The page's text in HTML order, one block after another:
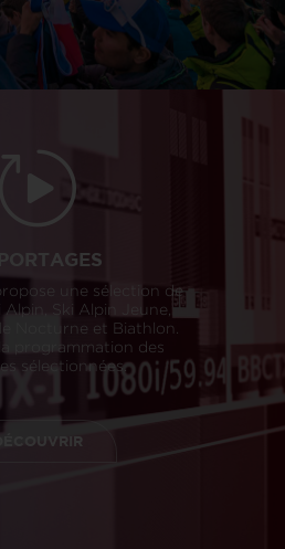
une sélection de
Alpin, Ski Alpin Jeune,
Nocturne et Biathlon.
programmation des
sélectionnées.
DÉCOUVRIR